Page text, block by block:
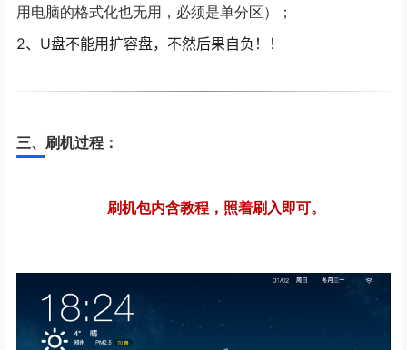
用电脑的格式化也无用，必须是单分区）；
2、U盘不能用扩容盘，不然后果自负！！
三、刷机过程：
刷机包内含教程，照着刷入即可。